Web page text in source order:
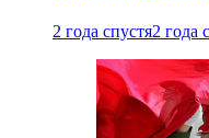
2 года спустя2 года